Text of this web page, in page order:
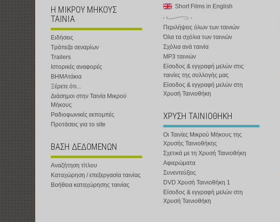
Η ΜΙΚΡΟΥ ΜΗΚΟΥΣ
ΤΑΙΝΙΑ
Ειδήσεις
Τράπεζα σεναρίων
Trailers
Ιστορικές αναφορές
ΒΗΜΑτάκια
Ξέρετε ότι...
Διάσημοι στην Ταινία Μικρού
Μήκους
Ραδιοφωνικές εκπομπές
Προτάσεις για το site
ΒΑΣΗ ΔΕΔΟΜΕΝΩΝ
Αναζήτηση τίτλου
Καταχώρηση / επεξεργασία ταινίας
Βοήθεια καταχώρησης ταινίας
Short Films in English
Περιλήψεις όλων των ταινιών
Όλα τα σχόλια των ταινιών
Σχόλια ανά ταινία
MP3 ταινιών
Είσοδος & εγγραφή μελών στις
ταινίες της συλλογής μας
Είσοδος & εγγραφή μελών στη
Χρυσή Ταινιοθήκη
ΧΡΥΣΗ ΤΑΙΝΙΟΘΗΚΗ
Οι Ταινίες Μικρού Μήκους της
Χρυσής Ταινιοθήκης
Σχετικά με τη Χρυσή Ταινιοθήκη
Αφιερώματα
Συνεντεύξεις
DVD Χρυσή Ταινιοθήκη 1
Είσοδος & εγγραφή μελών στη
Χρυσή Ταινιοθήκη